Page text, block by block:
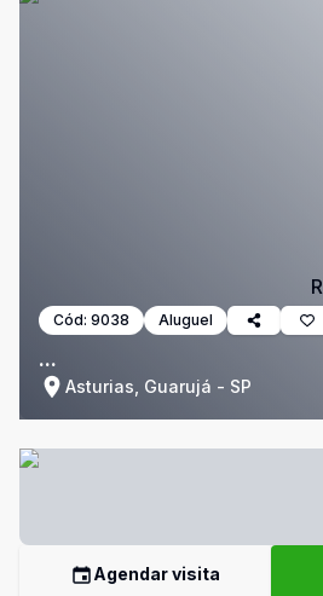
Cód: 9038 Aluguel
...
Asturias, Guarujá - SP
Agendar visita